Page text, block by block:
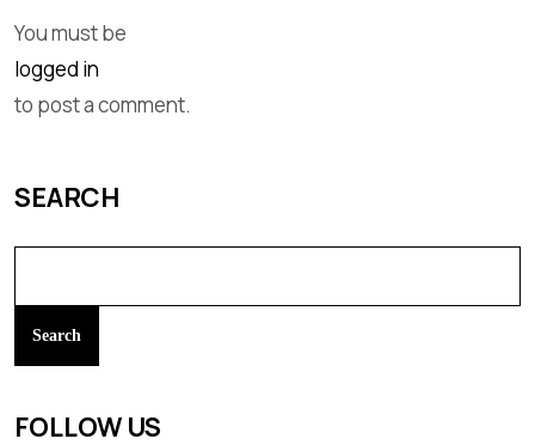
You must be
logged in
to post a comment.
SEARCH
Search
FOLLOW US